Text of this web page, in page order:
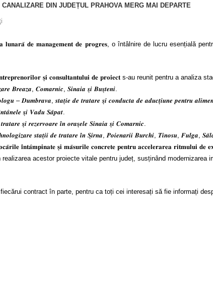
DIN JUDEȚUL PRAHOVA MERG MAI DEPARTE
𝐝𝐞 𝐦𝐚𝐧𝐚𝐠𝐞𝐦𝐞𝐧𝐭 𝐝𝐞 𝐩𝐫𝐨𝐠𝐫𝐞𝐬, o întâlnire de lucru esențială
𝐬̦𝐢 𝐜𝐨𝐧𝐬𝐮𝐥𝐭𝐚𝐧𝐭𝐮𝐥𝐮𝐢 𝐝𝐞 𝐩𝐫𝐨𝐢𝐞𝐜𝐭 s-au reunit pentru a
𝑩𝒓𝒆𝒂𝒛𝒂, 𝑪𝒐𝒎𝒂𝒓𝒏𝒊𝒄, 𝑺𝒊𝒏𝒂𝒊𝒂 𝒔̦𝒊 𝑩𝒖𝒔̦𝒕𝒆𝒏𝒊.
– 𝑫𝒖𝒎𝒃𝒓𝒂𝒗𝒂, 𝒔𝒕𝒂𝒕̦𝒊𝒆 𝒅𝒆 𝒕𝒓𝒂𝒕𝒂𝒓𝒆 𝒔̦𝒊 𝒄𝒐𝒏𝒅𝒖𝒄𝒕𝒂 𝒅𝒆 𝒂𝒅𝒖𝒄𝒕̦𝒊𝒖𝒏𝒆 𝒑𝒆𝒏𝒕𝒓𝒖
𝒔̦𝒊 𝑽𝒂𝒅𝒖 𝑺𝒂̆𝒑𝒂𝒕.
𝒔̦𝒊 𝒓𝒆𝒛𝒆𝒓𝒗𝒐𝒂𝒓𝒆 𝒊̂𝒏 𝒐𝒓𝒂𝒔̦𝒆𝒍𝒆 𝑺𝒊𝒏𝒂𝒊𝒂 𝒔̦𝒊 𝑪𝒐𝒎𝒂𝒓𝒏𝒊𝒄.
𝒔𝒕𝒂𝒕̦𝒊𝒊 𝒅𝒆 𝒕𝒓𝒂𝒕𝒂𝒓𝒆 𝒊̂𝒏 𝑺̦𝒊𝒓𝒏𝒂, 𝑷𝒐𝒊𝒆𝒏𝒂𝒓𝒊𝒊 𝑩𝒖𝒓𝒄𝒉𝒊, 𝑻𝒊𝒏𝒐𝒔𝒖, 𝑭𝒖𝒍𝒈𝒂,
𝐢̂𝐧𝐭𝐚̂𝐦𝐩𝐢𝐧𝐚𝐭𝐞 𝐬̦𝐢 𝐦𝐚̆𝐬𝐮𝐫𝐢𝐥𝐞 𝐜𝐨𝐧𝐜𝐫𝐞𝐭𝐞 𝐩𝐞𝐧𝐭𝐫𝐮 𝐚𝐜𝐜𝐞𝐥𝐞𝐫𝐚𝐫𝐞𝐚 𝐫𝐢𝐭𝐦𝐮𝐥𝐮𝐢
acestor proiecte vitale pentru județ, susținând modernizarea
contract în parte, pentru ca toți cei interesați să fie informați